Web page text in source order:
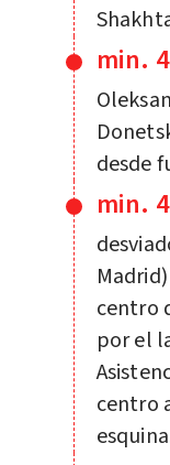
min.
desde
min.
centro
por el
centro